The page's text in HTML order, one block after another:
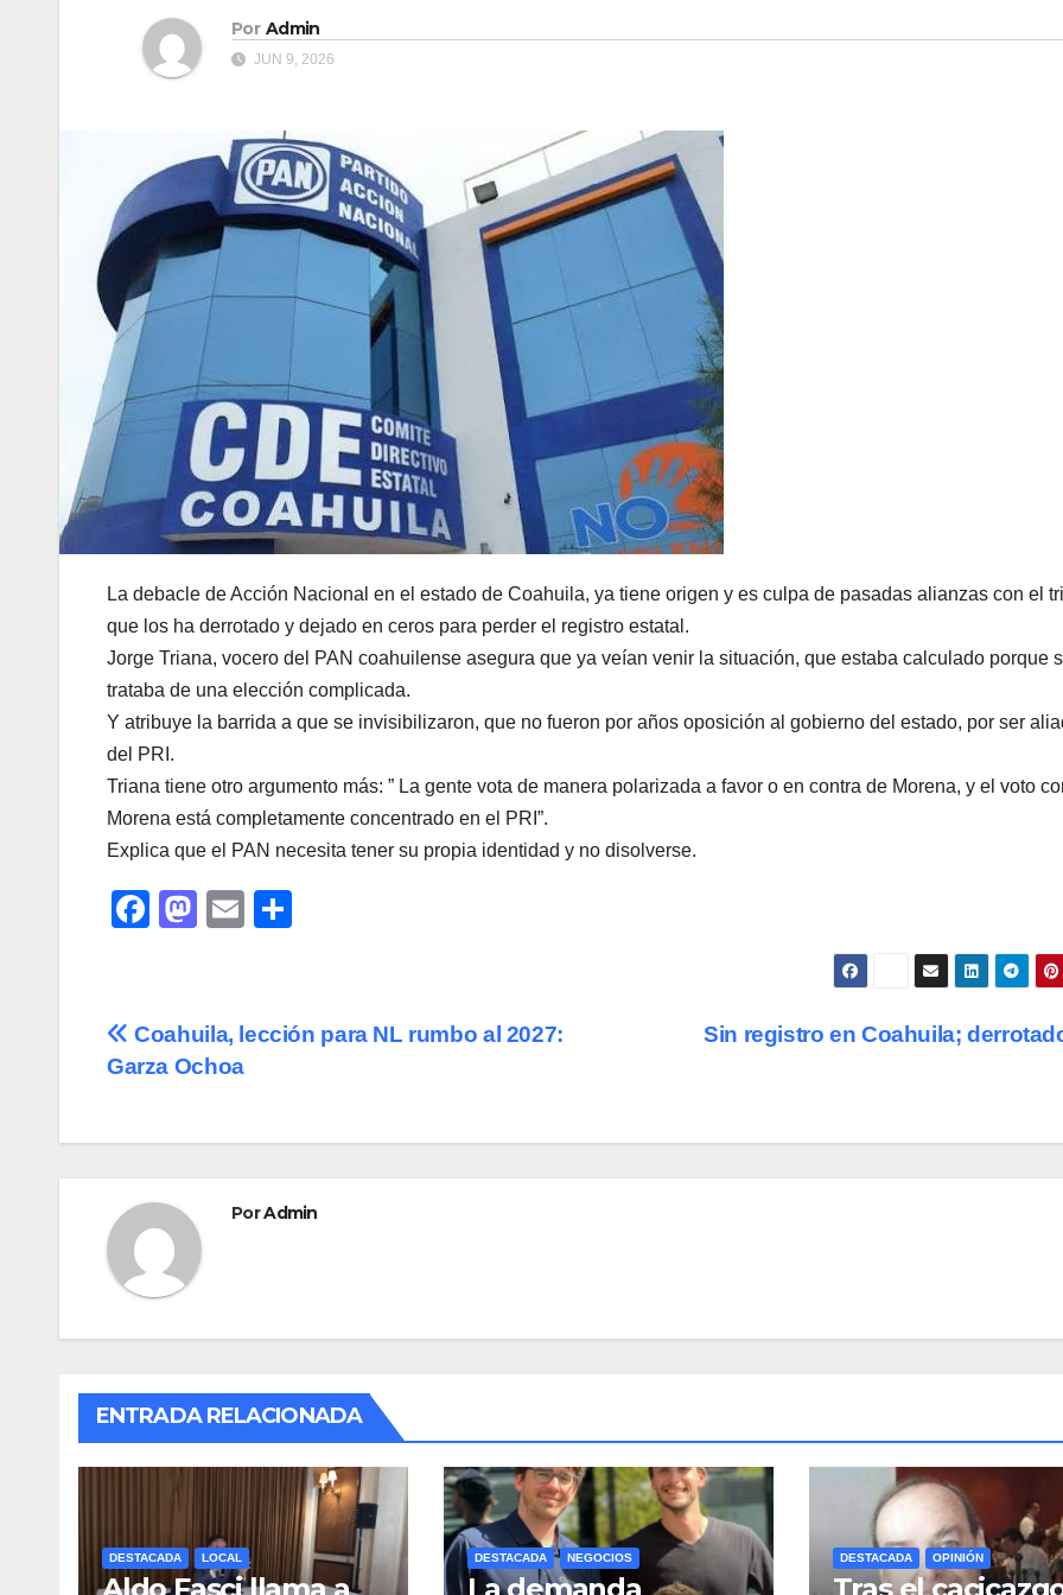
Por Admin
JUN 9, 2026
La debacle de Acción Nacional en el estado de Coahuila, ya tiene origen y es culpa de pasadas alianzas con el
que los ha derrotado y dejado en ceros para perder el registro estatal.
Jorge Triana, vocero del PAN coahuilense asegura que ya veían venir la situación, que estaba calculado porque
trataba de una elección complicada.
Y atribuye la barrida a que se invisibilizaron, que no fueron por años oposición al gobierno del estado, por ser
del PRI.
Triana tiene otro argumento más: ” La gente vota de manera polarizada a favor o en contra de Morena, y el voto
Morena está completamente concentrado en el PRI”.
Explica que el PAN necesita tener su propia identidad y no disolverse.
F
e
b
o
M
o
d
n
E
p
ar
Navegación
entradas
Sin registro en Coahuila;
Coahuila, lección para NL rumbo al 2027:
Garza Ochoa
PorAdmin
ENTRADA RELACIONADA
DESTACADA LOCAL DESTACADA NEGOCIOS DESTACADA OPINIÓN